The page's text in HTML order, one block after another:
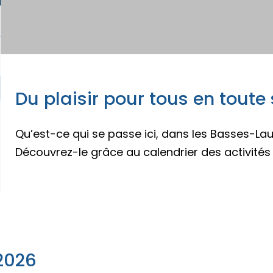
des idées d’escapades!
familiales
Du plaisir pour tous en toute
Qu’est-ce qui se passe ici, dans les Basses-
Découvrez-le grâce au calendrier des